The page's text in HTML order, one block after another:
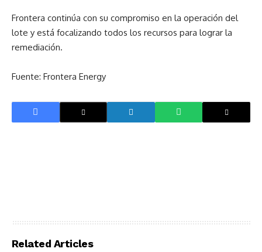
Frontera continúa con su compromiso en la operación del
lote y está focalizando todos los recursos para lograr la
remediación.
Fuente: Frontera Energy
Related Articles